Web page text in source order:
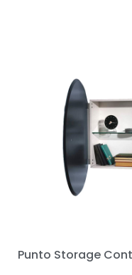
Punto Storage